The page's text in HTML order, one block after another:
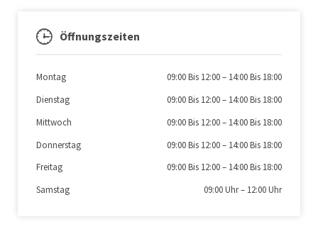
Öffnungszeiten
Montag 09:00 Bis 12:00– 14:00 Bis 18:00
Dienstag
09:00 Bis 12:00– 14:00 Bis 18:00
Mittwoch
09:00 Bis 12:00– 14:00 Bis 18:00
Donnerstag
09:00 Bis 12:00– 14:00 Bis 18:00
Freitag
09:00 Bis 12:00– 14:00 Bis 18:00
Samstag
09:00 Uhr– 12:00 Uhr